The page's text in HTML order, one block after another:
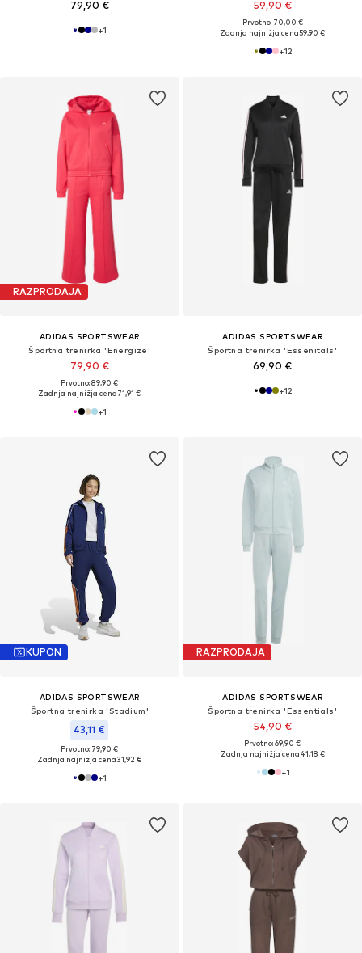
79,90 €
+1
59,90 €
Prvotno: 70,00 €
Zadnja najnižja cena59,90 €
+12
RAZPRODAJA
ADIDAS SPORTSWEAR
Športna trenirka 'Energize'
79,90 €
Prvotno: 89,90 €
Zadnja najnižja cena71,91 €
+1
ADIDAS SPORTSWEAR
Športna trenirka 'Essenitals'
69,90 €
+12
KUPON
ADIDAS SPORTSWEAR
Športna trenirka 'Stadium'
43,11 €
Prvotno: 79,90 €
Zadnja najnižja cena31,92 €
+1
RAZPRODAJA
ADIDAS SPORTSWEAR
Športna trenirka 'Essentials'
54,90 €
Prvotno: 69,90 €
Zadnja najnižja cena41,18 €
+1